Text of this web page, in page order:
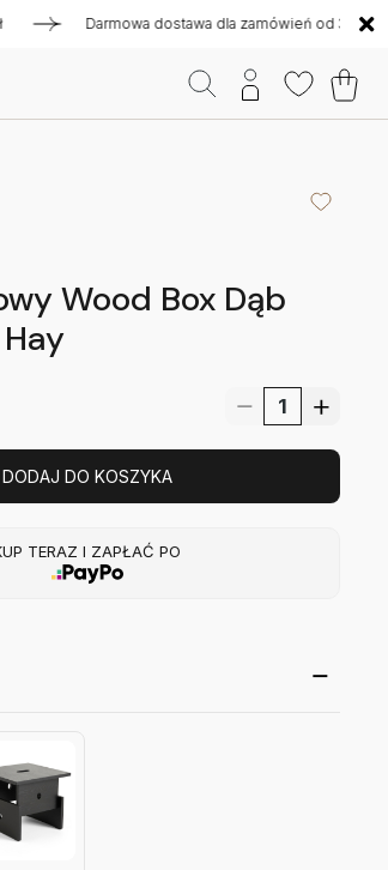
Darmowa dostawa dla zamówień od 300 zł
Wood Box Dąb
DODAJ DO KOSZYKA
TERAZ I ZAPŁAĆ PO